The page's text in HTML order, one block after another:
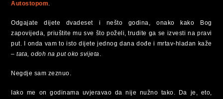
Autostopom.
Odgajate dijete dvadeset i nešto godina, onako kako Bog
zapovijeda, priuštite mu sve što poželi, trudite ga se izvesti na pravi
put. I onda vam to isto dijete jednog dana dođe i mrtav-hladan kaže
–tata, odoh na put oko svijeta.
Negdje sam zeznuo.
Iako me on godinama uvjeravao da nije nužno tako. Da je, eto,